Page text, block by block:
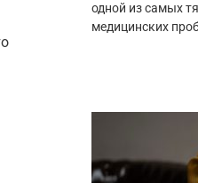
одной из самых
медицинских